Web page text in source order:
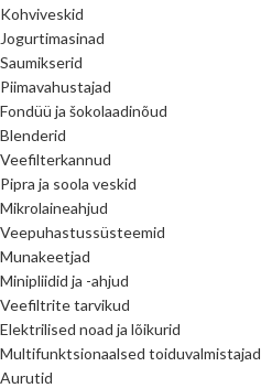
Kohviveskid
Jogurtimasinad
Saumikserid
Piimavahustajad
Fondüü ja šokolaadinõud
Blenderid
Veefilterkannud
Pipra ja soola veskid
Mikrolaineahjud
Veepuhastussüsteemid
Munakeetjad
Minipliidid ja -ahjud
Veefiltrite tarvikud
Elektrilised noad ja lõikurid
Multifunktsionaalsed toiduvalmistajad
Aurutid